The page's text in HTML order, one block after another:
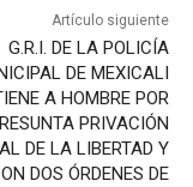
Artículo siguiente
G.R.I. DE LA POLICÍA
DE MEXICALI
A HOMBRE POR
PRIVACIÓN
DE LA LIBERTAD Y
DOS ÓRDENES DE